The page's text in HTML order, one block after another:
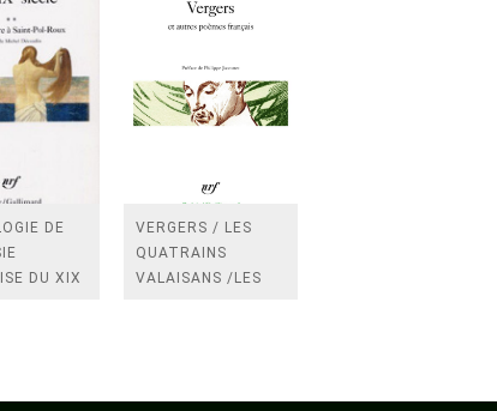
DE
DU XIX
VERGERS / LES
QUATRAINS
VALAISANS /LES